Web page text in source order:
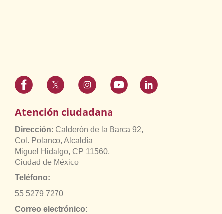
Atención ciudadana
Dirección: Calderón de la Barca 92,
Col. Polanco, Alcaldía
Miguel Hidalgo, CP 11560,
Ciudad de México
Teléfono:
55 5279 7270
Correo electrónico: